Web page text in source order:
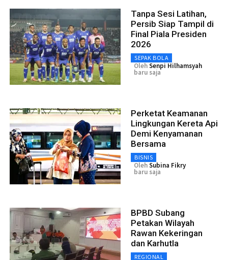
Tanpa Sesi Latihan,
Persib Siap Tampil di
Final Piala Presiden
2026
SEPAK BOLA
OlehSenpi Hilhamsyah
baru saja
Perketat Keamanan
Lingkungan Kereta Api
Demi Kenyamanan
Bersama
BISNIS
OlehSubina Fikry
baru saja
BPBD Subang
Petakan Wilayah
Rawan Kekeringan
dan Karhutla
REGIONAL